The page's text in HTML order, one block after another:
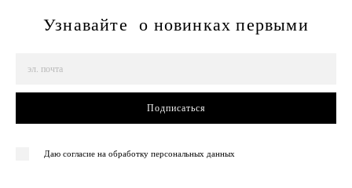
Узнавайте о новинках первыми
Подписаться
Даю согласие на обработку персональных данных